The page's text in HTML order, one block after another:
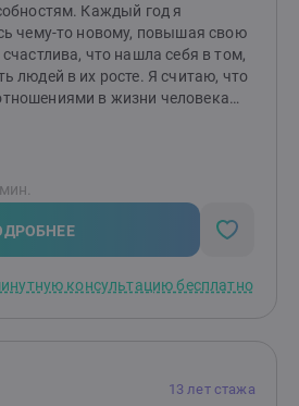
(как экстренная помощь), так
формате, для получения более
изменений вжизни.
Каждый год я
чему-то новому, повышая свою
что нашла себя в том,
людей в их росте. Я считаю, что
в жизни человека
моя любимая тема - учить
узнавать самого себя,
и любить. В последнее время
которая помогает психике
негативные
касающиеся событий в
консультацию бесплатно
13 лет стажа